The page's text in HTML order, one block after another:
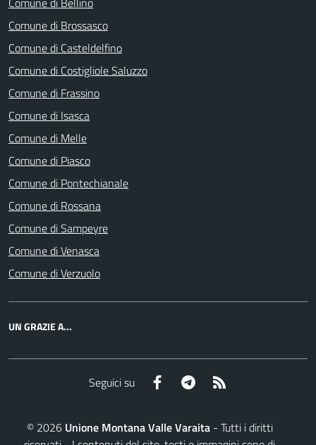
Comune di Brossasco
Comune di Casteldelfino
Comune di Costigliole Saluzzo
Comune di Frassino
Comune di Isasca
Comune di Melle
Comune di Piasco
Comune di Pontechianale
Comune di Rossana
Comune di Sampeyre
Comune di Venasca
Comune di Verzuolo
UN GRAZIE A...
Seguici su Facebook Telegram
© 2026 Unione Montana Valle Varaita- Tutti i diritti